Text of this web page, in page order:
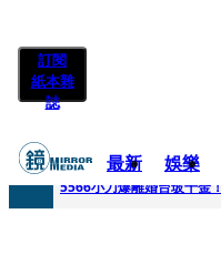
訂閱
紙本雜
誌
最新 娛樂
快訊